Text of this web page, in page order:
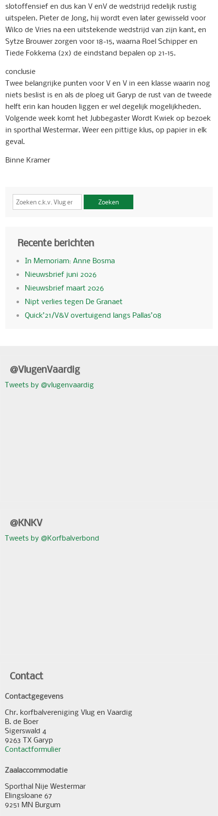
slotoffensief en dus kan V enV de wedstrijd redelijk rustig
uitspelen. Pieter de Jong, hij wordt even later gewisseld voor
Wilco de Vries na een uitstekende wedstrijd van zijn kant, en
Sytze Brouwer zorgen voor 18-15, waarna Roel Schipper en
Tiede Fokkema (2x) de eindstand bepalen op 21-15.
conclusie
Twee belangrijke punten voor V en V in een klasse waarin nog
niets beslist is en als de ploeg uit Garyp de rust van de tweede
helft erin kan houden liggen er wel degelijk mogelijkheden.
Volgende week komt het Jubbegaster Wordt Kwiek op bezoek
in sporthal Westermar. Weer een pittige klus, op papier in elk
geval.
Binne Kramer
Zoeken
Recente berichten
In Memoriam: Anne Bosma
Nieuwsbrief juni 2026
Nieuwsbrief maart 2026
Nipt verlies tegen De Granaet
Quick’21/V&V overtuigend langs Pallas’08
@VlugenVaardig
Tweets by @vlugenvaardig
@KNKV
Tweets by @Korfbalverbond
Contact
Contactgegevens
Chr. korfbalvereniging Vlug en Vaardig
B. de Boer
Sigerswald 4
9263 TX Garyp
Contactformulier
Zaalaccommodatie
Sporthal Nije Westermar
Elingsloane 67
9251 MN Burgum